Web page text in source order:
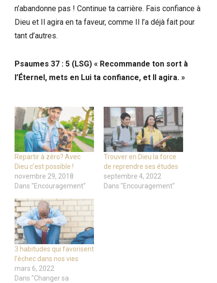
n’abandonne pas ! Continue ta carrière. Fais confiance à
Dieu et Il agira en ta faveur, comme Il l’a déjà fait pour
tant d’autres.
Psaumes 37 : 5 (LSG) « Recommande ton sort à
l’Éternel, mets en Lui ta confiance, et Il agira. »
Repartir à zéro? Avec
Dieu c’est possible !
novembre 29, 2018
Dans "Encouragement"
Trouver en Dieu la force
de reprendre ses études
septembre 4, 2022
Dans "Encouragement"
3 habitudes qui favorisent
l’échec dans nos vies
mars 6, 2022
Dans "Changer sa